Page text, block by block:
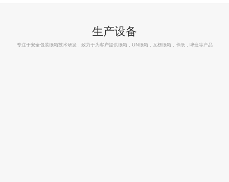
生产设备
专注于安全包装纸箱技术研发，致力于为客户提供纸箱，UN纸箱，瓦楞纸箱，卡纸，啤盒等产品